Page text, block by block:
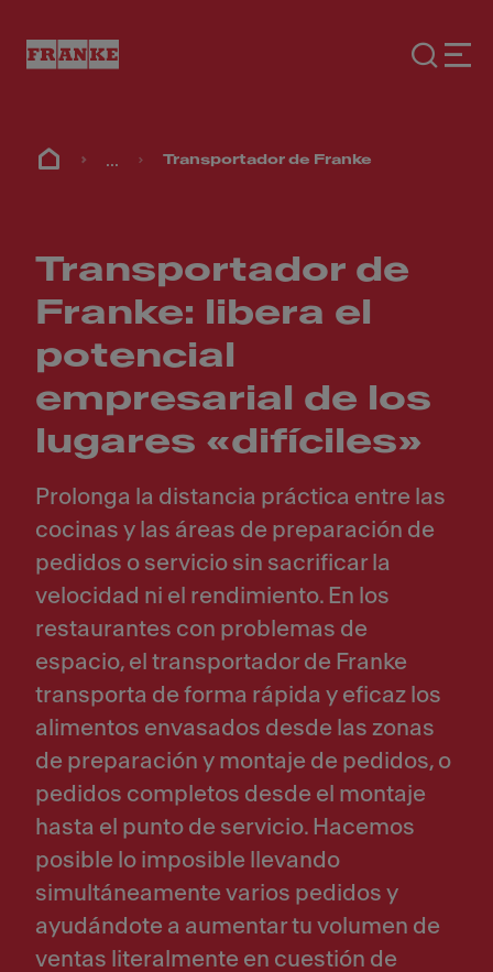
... Transportador de Franke
Transportador de
Franke: libera el
potencial
empresarial de los
lugares «difíciles»
Prolonga la distancia práctica entre las
cocinas y las áreas de preparación de
pedidos o servicio sin sacrificar la
velocidad ni el rendimiento. En los
restaurantes con problemas de
espacio, el transportador de Franke
transporta de forma rápida y eficaz los
alimentos envasados desde las zonas
de preparación y montaje de pedidos, o
pedidos completos desde el montaje
hasta el punto de servicio. Hacemos
posible lo imposible llevando
simultáneamente varios pedidos y
ayudándote a aumentar tu volumen de
ventas literalmente en cuestión de